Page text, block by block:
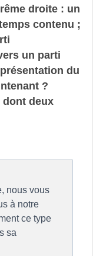
droite : un
contenu ;
un parti
du
?
deux